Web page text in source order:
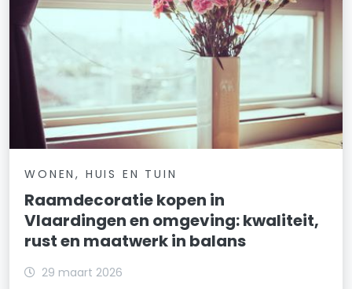
WONEN, HUIS EN TUIN
Raamdecoratie kopen in
Vlaardingen en omgeving: kwaliteit,
rust en maatwerk in balans
29 maart 2026